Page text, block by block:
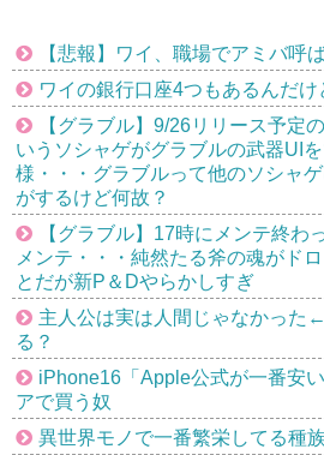
【悲報】ワイ、職場でアミバ呼
ワイの銀行口座4つもあるんだけ
【グラブル】9/26リリース予定
いうソシャゲがグラブルの武器UI
様・・・グラブルって他のソシャ
がするけど何故？
【グラブル】17時にメンテ終わ
メンテ・・・純然たる斧の魂がド
とだが新P＆Dやらかしすぎ
主人公は実は人間じゃなかった
る？
iPhone16「Apple公式が一番安
アで買う奴
異世界モノで一番繁栄してる種